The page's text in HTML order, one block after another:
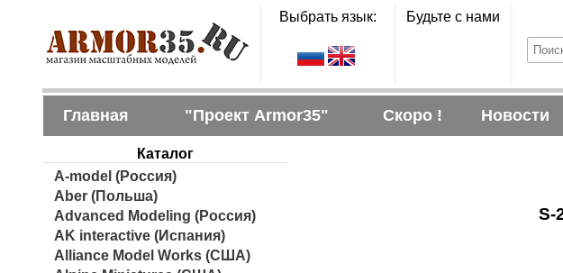
Выбрать язык: Будьте с нами
Главная "Проект Armor35" Скоро ! Новости
Каталог
A-model (Россия)
Aber (Польша)
Advanced Modeling (Россия)
AK interactive (Испания)
Alliance Model Works (США)
S-